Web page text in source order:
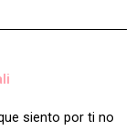
siento por ti no